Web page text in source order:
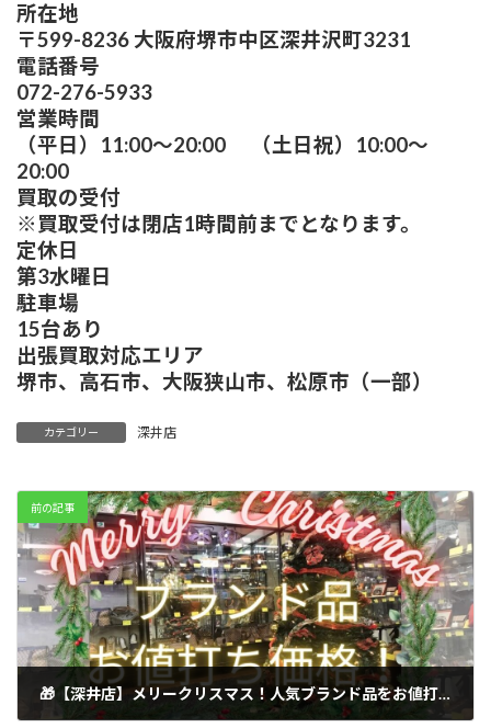
所在地
〒599-8236 大阪府堺市中区深井沢町3231
電話番号
072-276-5933
営業時間
（平日）11:00～20:00 （土日祝）10:00～
20:00
買取の受付
※買取受付は閉店1時間前までとなります。
定休日
第3水曜日
駐車場
15台あり
出張買取対応エリア
堺市、高石市、大阪狭山市、松原市（一部）
カテゴリー 深井店
前の記事
🎁【深井店】メリークリスマス！人気ブランド品をお値打ち価格でゲット！ご褒美＆ギフト特集